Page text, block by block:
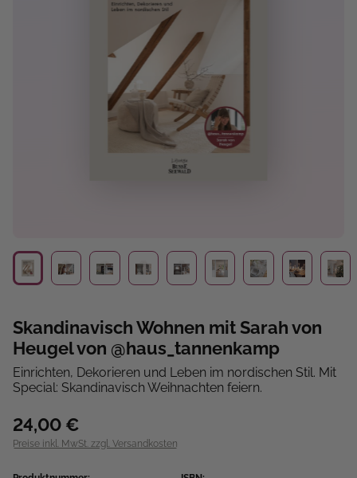
Skandinavisch Wohnen mit Sarah von
Heugel von @haus_tannenkamp
Einrichten, Dekorieren und Leben im nordischen Stil. Mit
Special: Skandinavisch Weihnachten feiern.
24,00 €
Preise inkl. MwSt. zzgl. Versandkosten